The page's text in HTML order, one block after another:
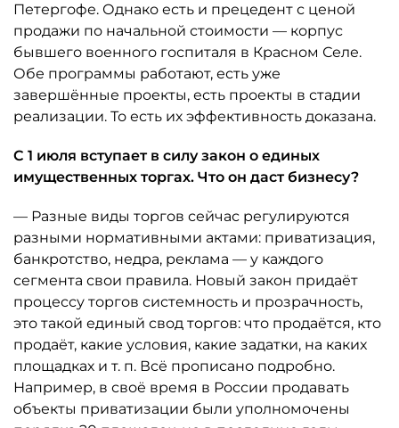
Петергофе. Однако есть и прецедент с ценой
продажи по начальной стоимости — корпус
бывшего военного госпиталя в Красном Селе.
Обе программы работают, есть уже
завершённые проекты, есть проекты в стадии
реализации. То есть их эффективность доказана.
С 1 июля вступает в силу закон о единых
имущественных торгах. Что он даст бизнесу?
— Разные виды торгов сейчас регулируются
разными нормативными актами: приватизация,
банкротство, недра, реклама — у каждого
сегмента свои правила. Новый закон придаёт
процессу торгов системность и прозрачность,
это такой единый свод торгов: что продаётся, кто
продаёт, какие условия, какие задатки, на каких
площадках и т. п. Всё прописано подробно.
Например, в своё время в России продавать
объекты приватизации были уполномочены